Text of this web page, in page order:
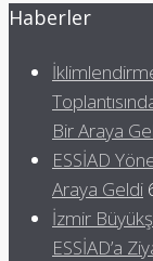
Haberler
Bir Araya
ESSİAD
Araya Geldi
İzmir
ESSİAD’a